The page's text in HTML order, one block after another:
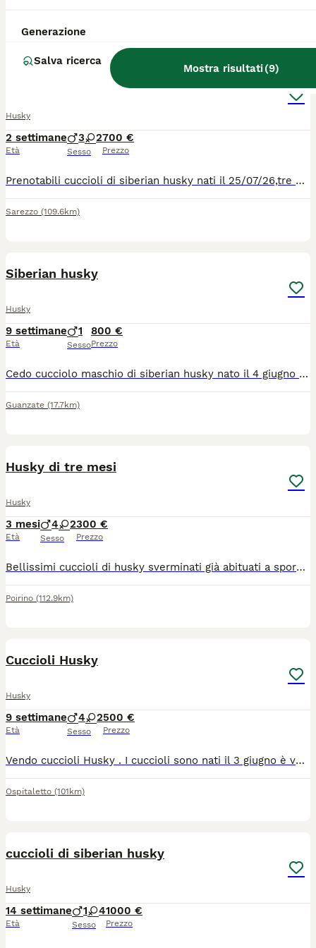
Generazione
Salva ricerca
Mostra risultati(9)
1
Husky
2 settimane
Età
3 2
Sesso
700 €
Prezzo
Prenotabili cuccioli di siberian husky nati il 25/07/26,tre maschi e due femmine, ceduti con primo vaccino e microchip libretto sanitario
Sarezzo (109.6km)
Siberian husky
Husky
9 settimane
Età
1
Sesso
800 €
Prezzo
Cedo cucciolo maschio di siberian husky nato il 4 giugno 26. Genitori visibili. Padre con pedigree ENCI madre con certificato ENCI che attesta razza husky. Genitori esenti da displasia all' anca e RX gomiti ok. Sarà ceduto con microchip sverminazione e vaccinazione. Prezzo trattabile
Guanzate (17.7km)
Husky di tre mesi
Husky
3 mesi
Età
4 2
Sesso
300 €
Prezzo
Bellissimi cuccioli di husky sverminati già abituati a sporcare fuori mangiano crocchette e stanno al guinzaglio
Poirino (112.9km)
Cuccioli Husky
Husky
9 settimane
Età
4 2
Sesso
500 €
Prezzo
Vendo cuccioli Husky . I cuccioli sono nati il 3 giugno è verranno ceduti a metà agosto . I cuccioli vengono ceduti con due sverminazioni , microchip , libretto , primo vaccino e lo svezzamento .
Ospitaletto (101km)
cuccioli di siberian husky
Husky
14 settimane
Età
1 4
Sesso
1000 €
Prezzo